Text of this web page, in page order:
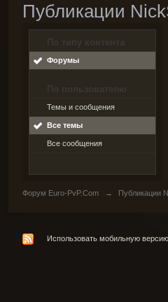
Публикации
По типу контента
Форумы
По пользователю
Темы и сообщения
Все темы
Все сообщения
Форум Euro-PvP.Com → Публикации
Использовать мобильную версию